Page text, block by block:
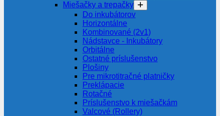
Miešačky a trepačky
Do inkubátorov
Horizontálne
Kombinované (2v1)
Nádstavce - Inkubátory
Orbitálne
Ostatné príslušenstvo
Plošiny
Pre mikrotitračné platničky
Preklápacie
Rotačné
Príslušenstvo k miešačkám
Valcové (Rollery)